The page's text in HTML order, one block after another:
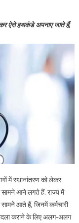
ऐसे हथकंडे अपनाए जाते हैं,
में स्थानांतरण को लेकर
सामने आने लगते हैं. राज्य में
आते हैं, जिनमें कर्मचारी
कराने के लिए अलग-अलग